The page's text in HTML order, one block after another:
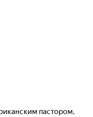
пастором,